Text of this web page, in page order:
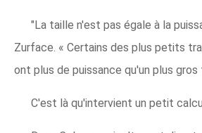
"La taille n'est pas égale à la
Zurface. « Certains des plus petits
ont plus de puissance qu'un plus
C'est là qu'intervient un petit